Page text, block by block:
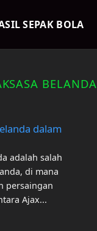
SEPAK BOLA
BELANDA
dalam
adalah salah
di mana
persaingan
Ajax...